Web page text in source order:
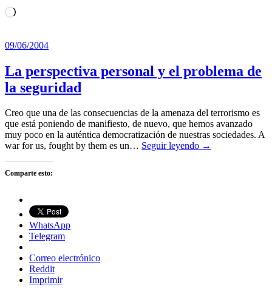
Cargando...
09/06/2004
La perspectiva personal y el problema de
la seguridad
Creo que una de las consecuencias de la amenaza del terrorismo es
que está poniendo de manifiesto, de nuevo, que hemos avanzado
muy poco en la auténtica democratización de nuestras sociedades. A
war for us, fought by them es un… Seguir leyendo →
Comparte esto:
WhatsApp
Telegram
Correo electrónico
Reddit
Imprimir